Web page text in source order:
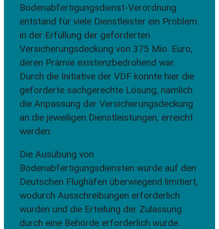
Bodenabfertigungsdienst-Verordnung
entstand für viele Dienstleister ein Problem
in der Erfüllung der geforderten
Versicherungsdeckung von 375 Mio. Euro,
deren Prämie existenzbedrohend war.
Durch die Initiative der VDF konnte hier die
geforderte sachgerechte Lösung, nämlich
die Anpassung der Versicherungsdeckung
an die jeweiligen Dienstleistungen, erreicht
werden.
Die Ausübung von
Bodenabfertigungsdiensten wurde auf den
Deutschen Flughäfen überwiegend limitiert,
wodurch Ausschreibungen erforderlich
wurden und die Erteilung der Zulassung
durch eine Behörde erforderlich wurde.